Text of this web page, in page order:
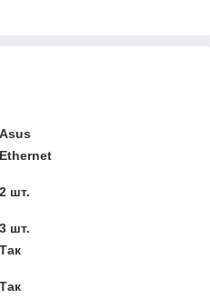
Asus
Ethernet
2 шт.
3 шт.
Так
Так